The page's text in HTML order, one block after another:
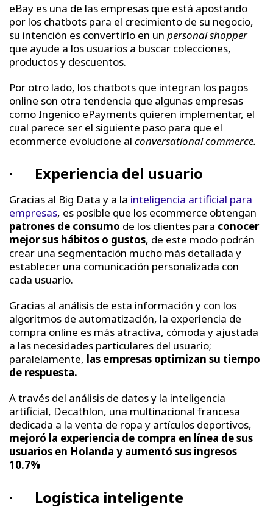
eBay es una de las empresas que está apostando
por los chatbots para el crecimiento de su negocio,
su intención es convertirlo en un personal shopper
que ayude a los usuarios a buscar colecciones,
productos y descuentos.
Por otro lado, los chatbots que integran los pagos
online son otra tendencia que algunas empresas
como Ingenico ePayments quieren implementar, el
cual parece ser el siguiente paso para que el
ecommerce evolucione al conversational commerce.
· Experiencia del usuario
Gracias al Big Data y a la inteligencia artificial para
empresas, es posible que los ecommerce obtengan
patrones de consumo de los clientes para conocer
mejor sus hábitos o gustos, de este modo podrán
crear una segmentación mucho más detallada y
establecer una comunicación personalizada con
cada usuario.
Gracias al análisis de esta información y con los
algoritmos de automatización, la experiencia de
compra online es más atractiva, cómoda y ajustada
a las necesidades particulares del usuario;
paralelamente, las empresas optimizan su tiempo
de respuesta.
A través del análisis de datos y la inteligencia
artificial, Decathlon, una multinacional francesa
dedicada a la venta de ropa y artículos deportivos,
mejoró la experiencia de compra en línea de sus
usuarios en Holanda y aumentó sus ingresos
10.7%
· Logística inteligente